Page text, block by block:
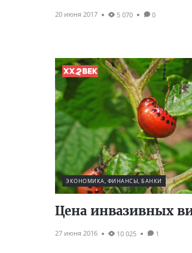
20 июня 2017 5 070 0
ЭКОНОМИКА, ФИНАНСЫ, БАНКИ
Цена инвазивных
27 июня 2016 10 025 1